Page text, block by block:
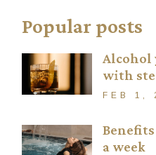
Popular posts
Alcohol
with
FEB 1,
a week